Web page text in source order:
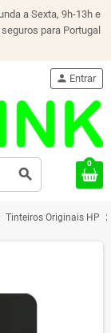
a Sexta, 9h-13h e
para Portugal
search
person Entrar
0
Tinteiros Originais HP